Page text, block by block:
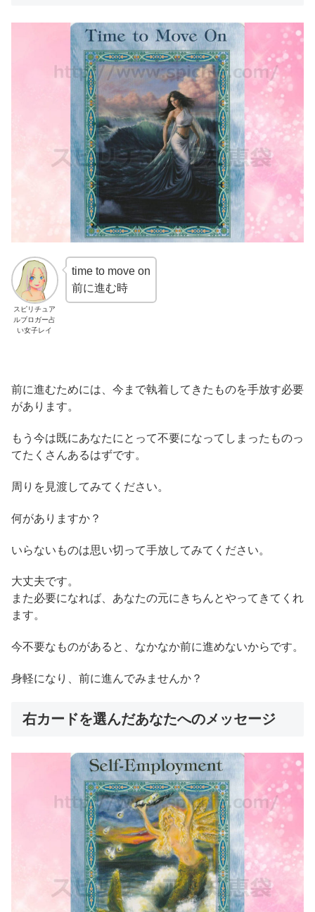
スピリチュア
ルブロガー占
い女子レイ
time to move on
前に進む時
前に進むためには、今まで執着してきたものを手放す必要
があります。
もう今は既にあなたにとって不要になってしまったものっ
てたくさんあるはずです。
周りを見渡してみてください。
何がありますか？
いらないものは思い切って手放してみてください。
大丈夫です。
また必要になれば、あなたの元にきちんとやってきてくれ
ます。
今不要なものがあると、なかなか前に進めないからです。
身軽になり、前に進んでみませんか？
右カードを選んだあなたへのメッセージ